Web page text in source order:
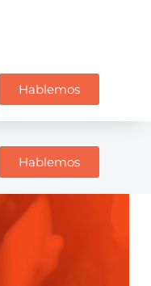
Hablemos
Hablemos